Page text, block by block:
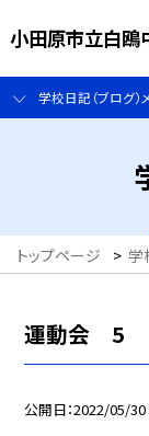
小田原市立白鴎
学校日記（ブログ）
トップページ > 学
運動会 5
公開日 2022/05/30